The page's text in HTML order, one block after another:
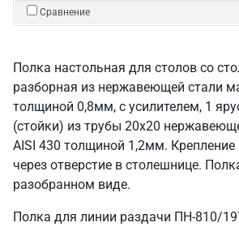
Сравнение
Полка настольная для столов со
разборная из нержавеющей стали
толщиной 0,8мм, с усилителем, 1
(стойки) из трубы 20х20
AISI 430 толщиной 1,2мм. Крепление
через отверстие в столешнице.
разобранном виде.
Полка для линии раздачи ПН-810/